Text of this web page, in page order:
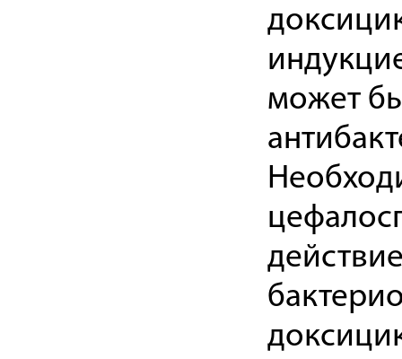
может